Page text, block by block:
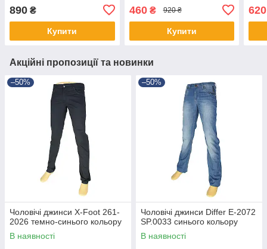
890 ₴
Купити
460₴ 920 ₴
Купити
620
Акційні пропозиції та новинки
–50%
Чоловічі джинси X-Foot 261-
2026 темно-синього кольору
В наявності
–50%
Чоловічі джинси Differ E-2072
SP.0033 синього кольору
В наявності